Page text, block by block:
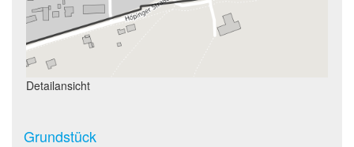
Detailansicht
Grundstück